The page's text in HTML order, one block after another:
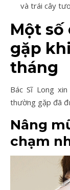
và trái cây
Một
gặp
tháng
Bác Sĩ Long
thường gặp đã
Nâng
chạm